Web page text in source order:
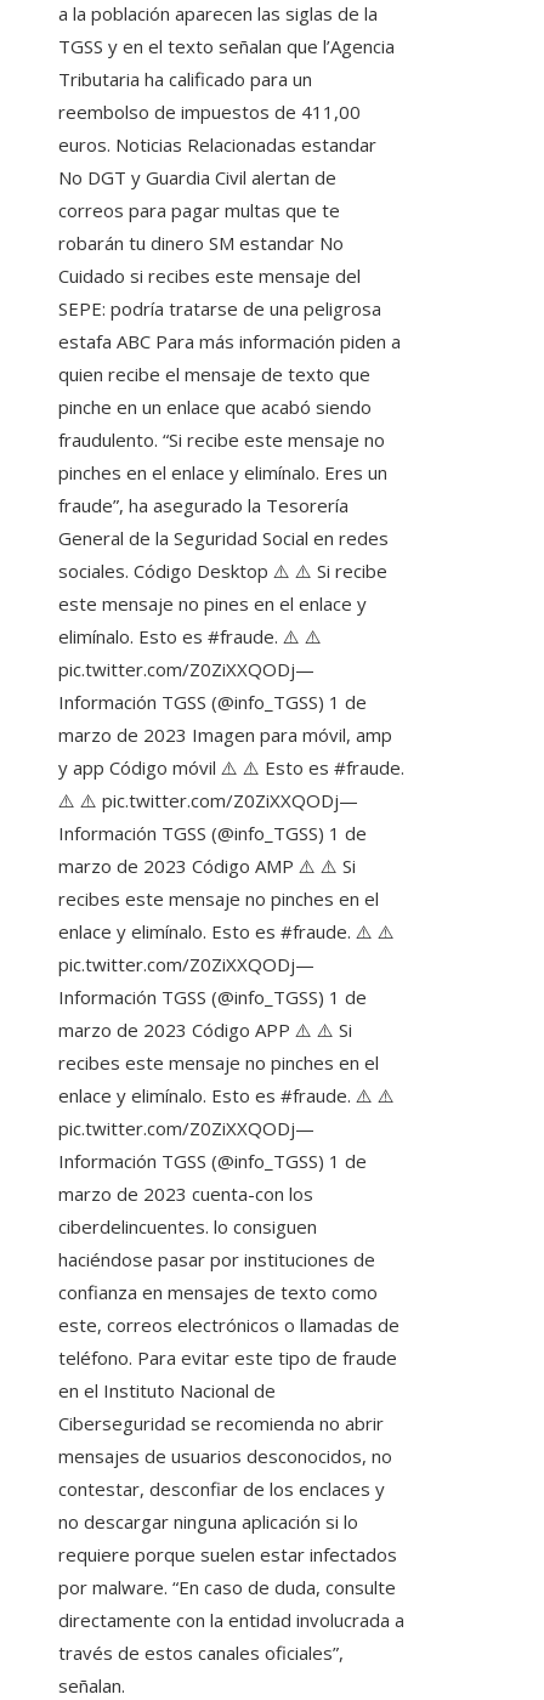
a la población aparecen las siglas de la
TGSS y en el texto señalan que l’Agencia
Tributaria ha calificado para un
reembolso de impuestos de 411,00
euros. Noticias Relacionadas estandar
No DGT y Guardia Civil alertan de
correos para pagar multas que te
robarán tu dinero SM estandar No
Cuidado si recibes este mensaje del
SEPE: podría tratarse de una peligrosa
estafa ABC Para más información piden a
quien recibe el mensaje de texto que
pinche en un enlace que acabó siendo
fraudulento. “Si recibe este mensaje no
pinches en el enlace y elimínalo. Eres un
fraude”, ha asegurado la Tesorería
General de la Seguridad Social en redes
sociales. Código Desktop ⚠️ ⚠️ Si recibe
este mensaje no pines en el enlace y
elimínalo. Esto es #fraude. ⚠️ ⚠️
pic.twitter.com/Z0ZiXXQODj—
Información TGSS (@info_TGSS) 1 de
marzo de 2023 Imagen para móvil, amp
y app Código móvil ⚠️ ⚠️ Esto es #fraude.
⚠️ ⚠️ pic.twitter.com/Z0ZiXXQODj—
Información TGSS (@info_TGSS) 1 de
marzo de 2023 Código AMP ⚠️ ⚠️ Si
recibes este mensaje no pinches en el
enlace y elimínalo. Esto es #fraude. ⚠️ ⚠️
pic.twitter.com/Z0ZiXXQODj—
Información TGSS (@info_TGSS) 1 de
marzo de 2023 Código APP ⚠️ ⚠️ Si
recibes este mensaje no pinches en el
enlace y elimínalo. Esto es #fraude. ⚠️ ⚠️
pic.twitter.com/Z0ZiXXQODj—
Información TGSS (@info_TGSS) 1 de
marzo de 2023 cuenta-con los
ciberdelincuentes. lo consiguen
haciéndose pasar por instituciones de
confianza en mensajes de texto como
este, correos electrónicos o llamadas de
teléfono. Para evitar este tipo de fraude
en el Instituto Nacional de
Ciberseguridad se recomienda no abrir
mensajes de usuarios desconocidos, no
contestar, desconfiar de los enclaces y
no descargar ninguna aplicación si lo
requiere porque suelen estar infectados
por malware. “En caso de duda, consulte
directamente con la entidad involucrada a
través de estos canales oficiales”,
señalan.